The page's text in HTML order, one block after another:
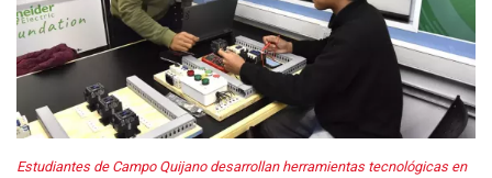
Estudiantes de Campo Quijano desarrollan herramientas tecnológicas en